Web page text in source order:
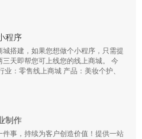
程序
城搭建，如果您想做个小程序，只需提
三天即帮您可上线您的线上商城。 今
业：零售线上商城 产品：美妆个护、
制作
件事，持续为客户创造价值！提供一站